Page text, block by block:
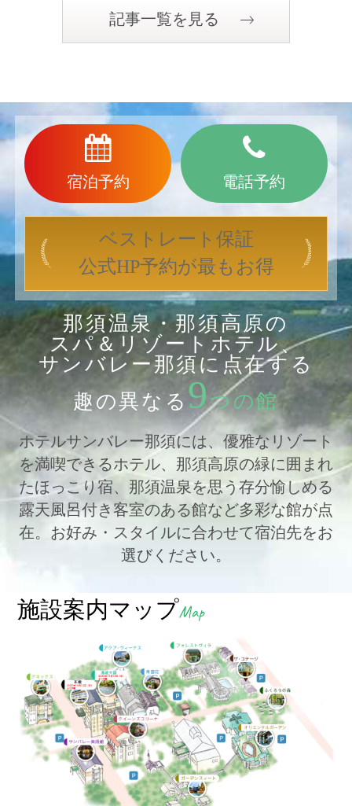
記事一覧を見る
宿泊予約 電話予約
ベストレート保証
公式HP予約が最もお得
那須温泉・那須高原の
スパ＆リゾートホテル、
サンバレー那須に点在する
趣の異なる 9つの館
ホテルサンバレー那須には、優雅なリゾート
を満喫できるホテル、那須高原の緑に囲まれ
たほっこり宿、 那須温泉を思う存分愉しめる
露天風呂付き客室のある館など多彩な館が点
在。お好み・スタイルに合わせて宿泊先をお
選びください。
施設案内マップMap